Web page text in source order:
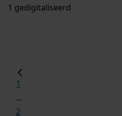
1 gedigitaliseerd
1
...
2